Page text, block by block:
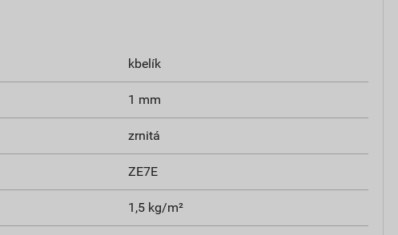
kbelík
1 mm
zrnitá
ZE7E
1,5 kg/m²